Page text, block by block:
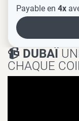
Payable en 4x
📹 DUBAÏ
CHAQUE